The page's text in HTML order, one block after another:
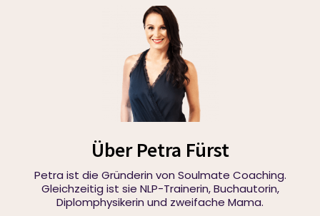
Über Petra Fürst
Petra ist die Gründerin von Soulmate Coaching.
Gleichzeitig ist sie NLP-Trainerin, Buchautorin,
Diplomphysikerin und zweifache Mama.